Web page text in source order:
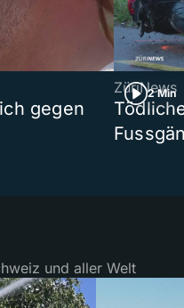
gegen
2 Min
ZüriNews
und aller Welt